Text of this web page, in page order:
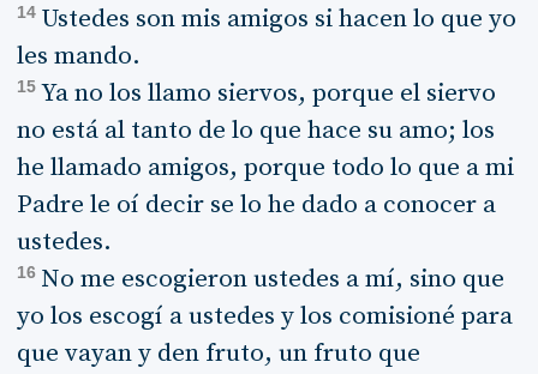
14 Ustedes son mis amigos si hacen lo que yo
les mando.
15 Ya no los llamo siervos, porque el siervo
no está al tanto de lo que hace su amo; los
he llamado amigos, porque todo lo que a mi
Padre le oí decir se lo he dado a conocer a
ustedes.
16 No me escogieron ustedes a mí, sino que
yo los escogí a ustedes y los comisioné para
que vayan y den fruto, un fruto que